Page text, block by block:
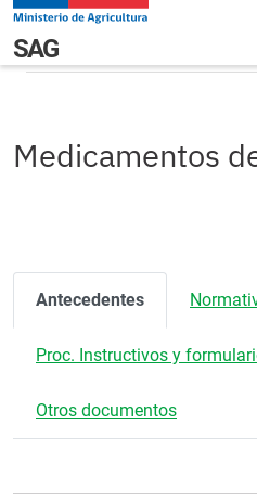
Pasar al contenido principal
Navegación
SAGMedicamentos de uso apícola
Medicamentos
Antecedentes
Proc. Instructivos y
Otros documentos